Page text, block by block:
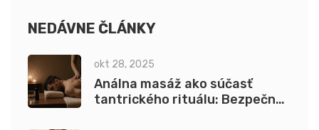
NEDÁVNE ČLÁNKY
okt 28, 2025
Análna masáž ako súčasť
tantrického rituálu: Bezpečný